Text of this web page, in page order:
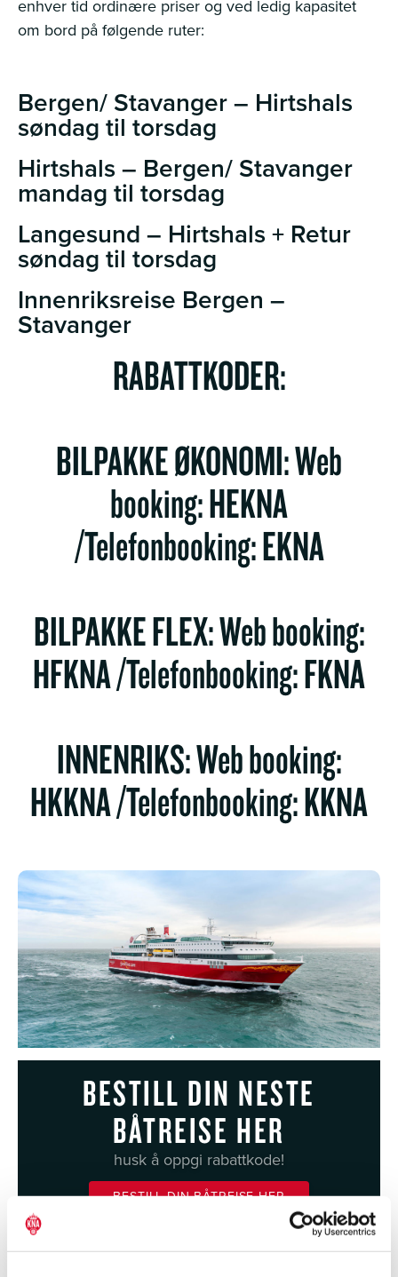
enhver tid ordinære priser og ved ledig kapasitet
om bord på følgende ruter:
Bergen/ Stavanger – Hirtshals
søndag til torsdag
Hirtshals – Bergen/ Stavanger
mandag til torsdag
Langesund – Hirtshals + Retur
søndag til torsdag
Innenriksreise Bergen –
Stavanger
RABATTKODER:
BILPAKKE ØKONOMI: Web
booking: HEKNA
/Telefonbooking: EKNA
BILPAKKE FLEX: Web booking:
HFKNA /Telefonbooking: FKNA
INNENRIKS: Web booking:
HKKNA /Telefonbooking: KKNA
BESTILL DIN NESTE
BÅTREISE HER
husk å oppgi rabattkode!
BESTILL DIN BÅTREISE HER